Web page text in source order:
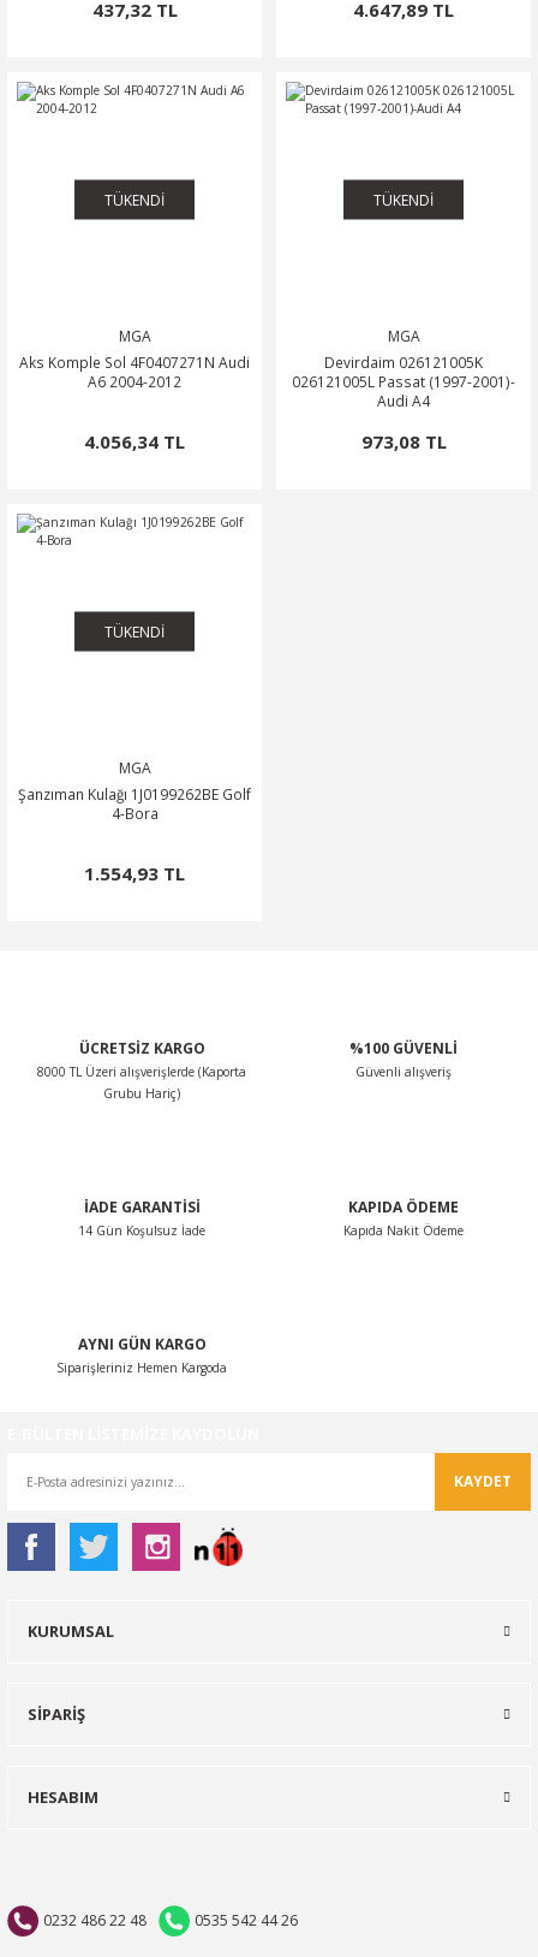
437,32 TL 4.647,89 TL
TÜKENDİ
MGA
Aks Komple Sol 4F0407271N Audi
A6 2004-2012
4.056,34 TL
TÜKENDİ
MGA
Devirdaim 026121005K
026121005L Passat (1997-2001)-
Audi A4
973,08 TL
TÜKENDİ
MGA
Şanzıman Kulağı 1J0199262BE Golf
4-Bora
1.554,93 TL
ÜCRETSİZ KARGO
8000 TL Üzeri alışverişlerde (Kaporta
Grubu Hariç)
%100 GÜVENLİ
Güvenli alışveriş
İADE GARANTİSİ
14 Gün Koşulsuz İade
KAPIDA ÖDEME
Kapıda Nakit Ödeme
AYNI GÜN KARGO
Siparişleriniz Hemen Kargoda
KAYDET
0232 486 22 48 0535 542 44 26
KURUMSAL
SİPARİŞ
HESABIM